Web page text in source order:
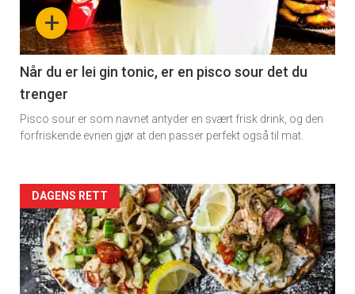
section
11
Dagens
rett
+
Når du er lei gin tonic, er en pisco sour det du
trenger
Pisco sour er som navnet antyder en svært frisk drink, og den
forfriskende evnen gjør at den passer perfekt også til mat.
Artikler
detail
-
DAGENS RETT